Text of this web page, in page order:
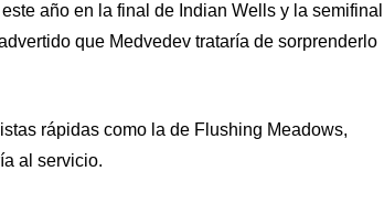
año en la final de Indian Wells y la semifinal
que Medvedev trataría de sorprenderlo
rápidas como la de Flushing Meadows,
al servicio.